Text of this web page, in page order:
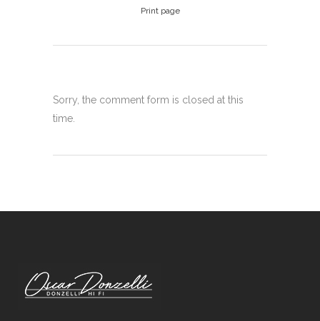
Print page
Sorry, the comment form is closed at this
time.